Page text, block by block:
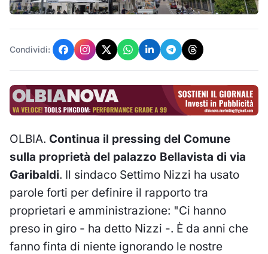
Condividi:
OLBIA. Continua il pressing del Comune
sulla proprietà del palazzo Bellavista di via
Garibaldi. Il sindaco Settimo Nizzi ha usato
parole forti per definire il rapporto tra
proprietari e amministrazione: "Ci hanno
preso in giro - ha detto Nizzi -. È da anni che
fanno finta di niente ignorando le nostre